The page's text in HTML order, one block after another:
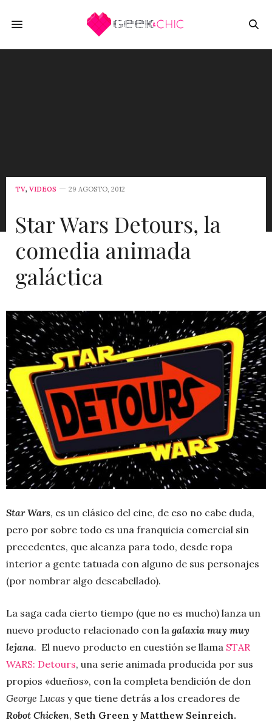
TV, VIDEOS 29 AGOSTO, 2012
Star Wars Detours, la
comedia animada
galáctica
Star Wars, es un clásico del cine, de eso no cabe duda,
pero por sobre todo es una franquicia comercial sin
precedentes, que alcanza para todo, desde ropa
interior a gente tatuada con alguno de sus personajes
(por nombrar algo descabellado).
La saga cada cierto tiempo (que no es mucho) lanza un
nuevo producto relacionado con la galaxia muy muy
lejana. El nuevo producto en cuestión se llama STAR
WARS: Detours, una serie animada producida por sus
propios «dueños», con la completa bendición de don
George Lucas y que tiene detrás a los creadores de
Robot Chicken, Seth Green y Matthew Seinreich.